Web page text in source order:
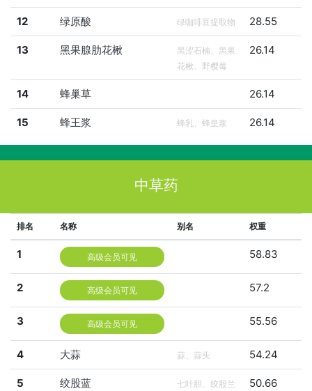
12 绿原酸 绿咖啡豆提取物 28.55
13 黑果腺肋花楸
黑涩石楠、黑果
花楸、野樱莓
26.14
14 蜂巢草 26.14
15 蜂王浆 蜂乳、蜂皇浆 26.14
中草药
排名 名称 别名 权重
1 高级会员可见 58.83
2 高级会员可见 57.2
3 高级会员可见 55.56
4 大蒜 蒜、蒜头 54.24
5 绞股蓝 七叶胆、绞股兰 50.66